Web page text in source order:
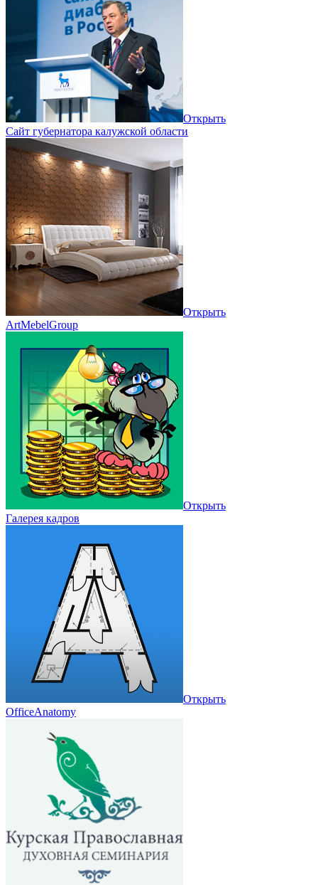
Открыть
Сайт губернатора калужской области
Открыть
ArtMebelGroup
Открыть
Галерея кадров
Открыть
OfficeAnatomy